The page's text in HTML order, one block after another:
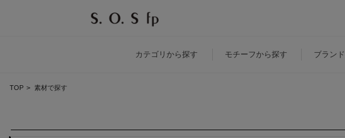
カテゴリ から探す モチーフ から探す ブランド
TOP > 素材で探す